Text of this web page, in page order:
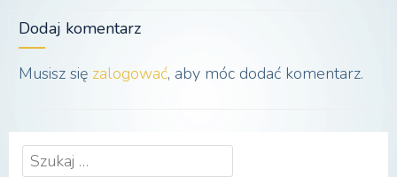
Dodaj komentarz
Musisz się zalogować, aby móc dodać komentarz.
Szukaj: